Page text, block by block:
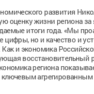
развития
оценку жизни региона за
итоги года. «Мы
цифры, но и качество и
Как и экономика
восстановительный
региона
агрегированным